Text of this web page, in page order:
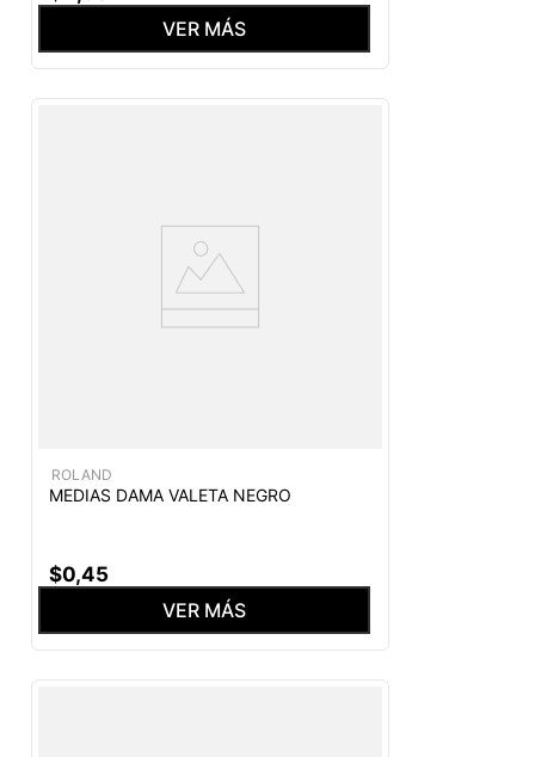
VER MÁS
ROLAND
MEDIAS DAMA VALETA NEGRO
$0,45
VER MÁS